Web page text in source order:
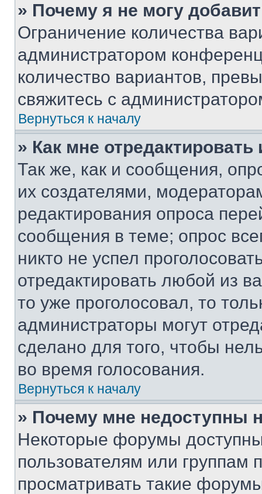
» Почему я не могу
Ограничение количества
администратором
количество вариантов,
свяжитесь с
Вернуться к началу
» Как мне
Так же, как и сообщения,
их создателями,
редактирования опроса
сообщения в теме; опрос
никто не успел
отредактировать любой из
то уже проголосовал, то
администраторы могут
сделано для того, чтобы
во время голосования.
Вернуться к началу
» Почему мне недоступны
Некоторые форумы
пользователям или группам
просматривать такие